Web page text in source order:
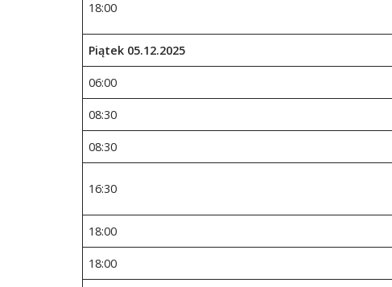
18:00
Piątek 05.12.2025
06:00
08:30
08:30
16:30
18:00
18:00